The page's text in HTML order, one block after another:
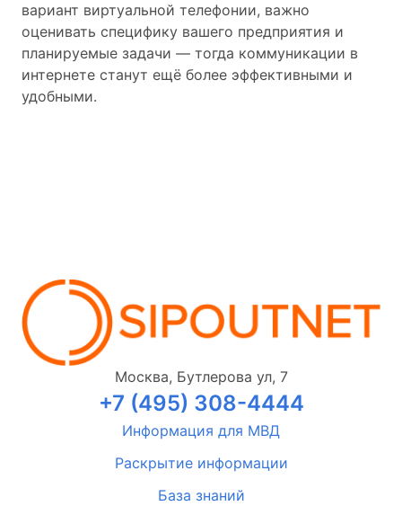
вариант виртуальной телефонии, важно
оценивать специфику вашего предприятия и
планируемые задачи — тогда коммуникации в
интернете станут ещё более эффективными и
удобными.
Москва, Бутлерова ул, 7
+7 (495) 308-4444
Информация для МВД
Раскрытие информации
База знаний